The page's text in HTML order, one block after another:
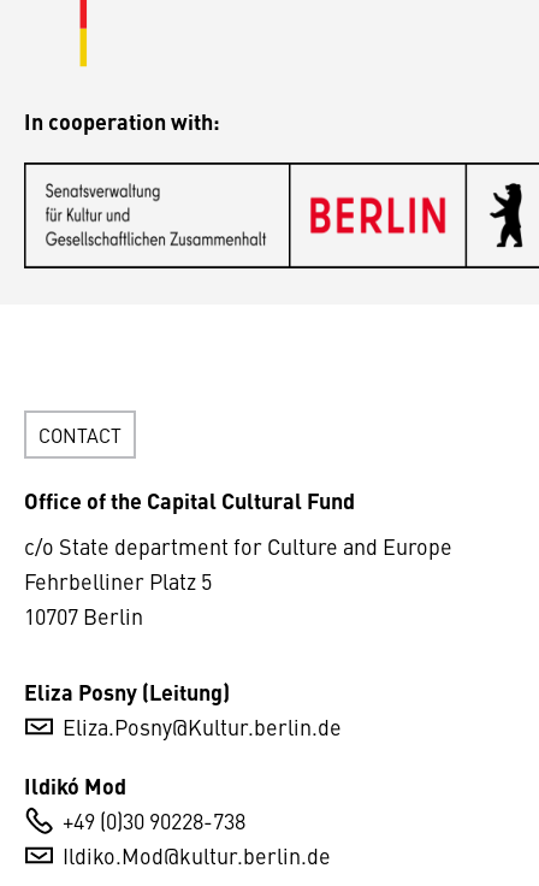
In cooperation with:
CONTACT
Office of the Capital Cultural Fund
c/o State department for Culture and Europe
Fehrbelliner Platz 5
10707 Berlin
Eliza Posny (Leitung)
Eliza.Posny@Kultur.berlin.de
Ildikó Mod
+49 (0)30 90228-738
Ildiko.Mod@kultur.berlin.de